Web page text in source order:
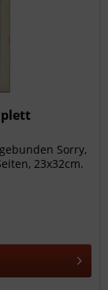
Sorry,
23x32cm.